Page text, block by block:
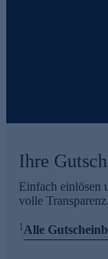
Ihre
Einfach einlösen
volle Transparenz.
1Alle